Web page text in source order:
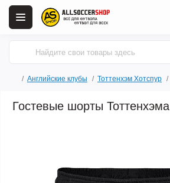
Английские клубы Тоттенхэм Хотспур
Гостевые шорты Тоттенхэма